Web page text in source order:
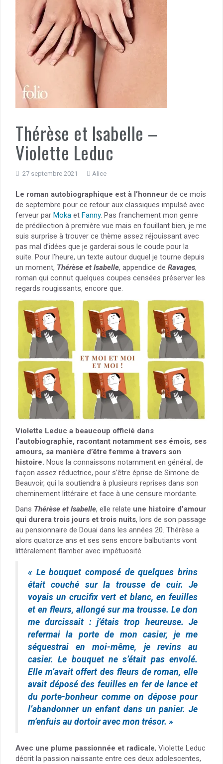
Thérèse et Isabelle –
Violette Leduc
27 septembre 2021 Alice
Le roman autobiographique est à l’honneur de ce mois
de septembre pour ce retour aux classiques impulsé avec
ferveur par Moka et Fanny. Pas franchement mon genre
de prédilection à première vue mais en fouillant bien, je me
suis surprise à trouver ce thème assez réjouissant avec
pas mal d’idées que je garderai sous le coude pour la
suite. Pour l’heure, un texte autour duquel je tourne depuis
un moment, Thérèse et Isabelle, appendice de Ravages,
roman qui connut quelques coupes censées préserver les
regards rougissants, encore que.
Violette Leduc a beaucoup officié dans
l’autobiographie, racontant notamment ses émois, ses
amours, sa manière d’être femme à travers son
histoire. Nous la connaissons notamment en général, de
façon assez réductrice, pour s’être éprise de Simone de
Beauvoir, qui la soutiendra à plusieurs reprises dans son
cheminement littéraire et face à une censure mordante.
Dans Thérèse et Isabelle, elle relate une histoire d’amour
qui durera trois jours et trois nuits, lors de son passage
au pensionnaire de Douai dans les années 20. Thérèse a
alors quatorze ans et ses sens encore balbutiants vont
littéralement flamber avec impétuosité.
« Le bouquet composé de quelques brins
était couché sur la trousse de cuir. Je
voyais un crucifix vert et blanc, en feuilles
et en fleurs, allongé sur ma trousse. Le don
me durcissait : j’étais trop heureuse. Je
refermai la porte de mon casier, je me
séquestrai en moi-même, je revins au
casier. Le bouquet ne s’était pas envolé.
Elle m’avait offert des fleurs de roman, elle
avait déposé des feuilles en fer de lance et
du porte-bonheur comme on dépose pour
l’abandonner un enfant dans un panier. Je
m’enfuis au dortoir avec mon trésor. »
Avec une plume passionnée et radicale, Violette Leduc
décrit la passion naissante entre ces deux adolescentes,